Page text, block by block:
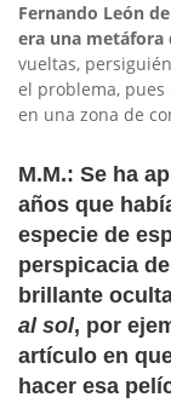
Fernando León
era una metáfora
vueltas,
el problema, pues
en una zona de
M.M.: Se ha
años que
especie de
perspicacia
brillante
al sol, por
artículo en
hacer esa